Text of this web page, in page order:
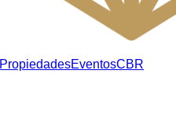
PropiedadesEventosCBR